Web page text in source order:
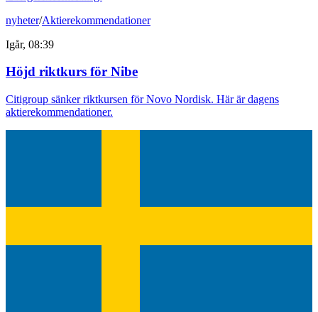
nyheter/Aktierekommendationer
Igår, 08:39
Höjd riktkurs för Nibe
Citigroup sänker riktkursen för Novo Nordisk. Här är dagens
aktierekommendationer.